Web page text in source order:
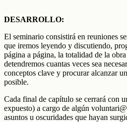
DESARROLLO:
El seminario consistirá en reuniones
que iremos leyendo y discutiendo,
página a página, la totalidad de la
detendremos cuantas veces sea
conceptos clave y procurar alcanzar
posible.
Cada final de capítulo se cerrará con
expuesto) a cargo de algún
asuntos u oscuridades que hayan